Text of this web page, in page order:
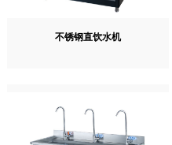
不锈钢直饮水机